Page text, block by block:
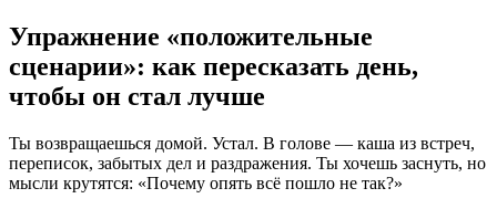
Упражнение «положительные
сценарии»: как пересказать день,
чтобы он стал лучше
Ты возвращаешься домой. Устал. В голове — каша из встреч,
переписок, забытых дел и раздражения. Ты хочешь заснуть, но
мысли крутятся: «Почему опять всё пошло не так?»